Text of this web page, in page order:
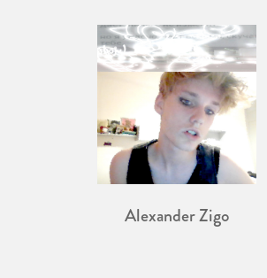
Alexander Zigo